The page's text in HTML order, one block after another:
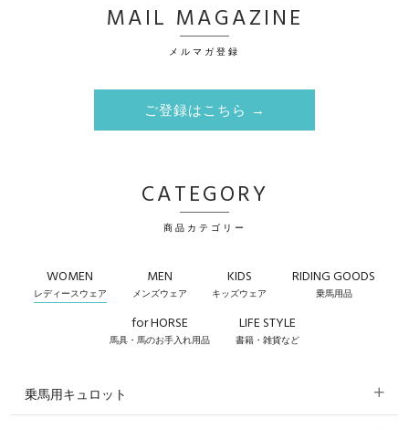
MAIL MAGAZINE
メルマガ登録
ご登録はこちら →
CATEGORY
商品カテゴリー
WOMEN
レディースウェア
MEN
メンズウェア
KIDS
キッズウェア
RIDING GOODS
乗馬用品
for HORSE
馬具・馬のお手入れ用品
LIFE STYLE
書籍・雑貨など
乗馬用キュロット